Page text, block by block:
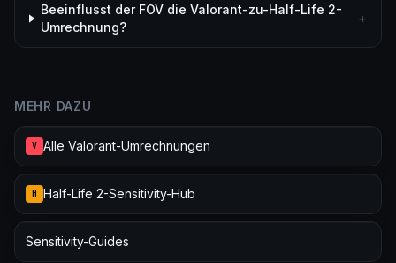
Beeinflusst der FOV die Valorant-zu-Half-Life 2-
Umrechnung?
+
MEHR DAZU
V Alle Valorant-Umrechnungen
H Half-Life 2-Sensitivity-Hub
Sensitivity-Guides